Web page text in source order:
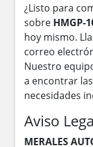
¿Listo para
sobre HMGP-
hoy mismo.
correo
Nuestro
a encontrar
necesidades
Aviso
MERALES